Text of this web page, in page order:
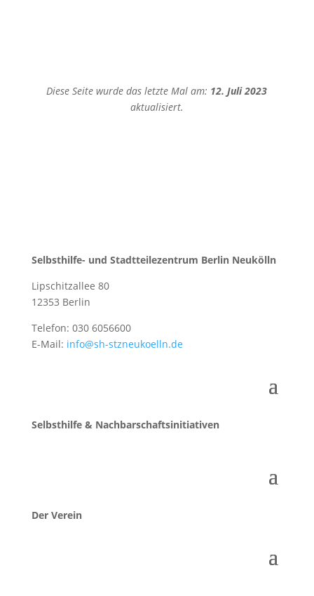
Diese Seite wurde das letzte Mal am: 12. Juli 2023
aktualisiert.
Selbsthilfe- und Stadtteilezentrum Berlin Neukölln
Lipschitzallee 80
12353 Berlin
Telefon: 030 6056600
E-Mail: info@sh-stzneukoelln.de
Selbsthilfe & Nachbarschaftsinitiativen
Der Verein